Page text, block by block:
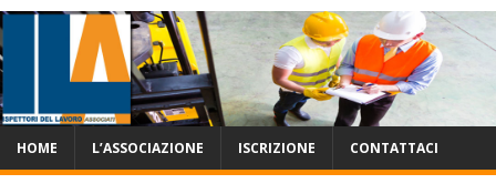
HOME L’ASSOCIAZIONE ISCRIZIONE CONTATTACI